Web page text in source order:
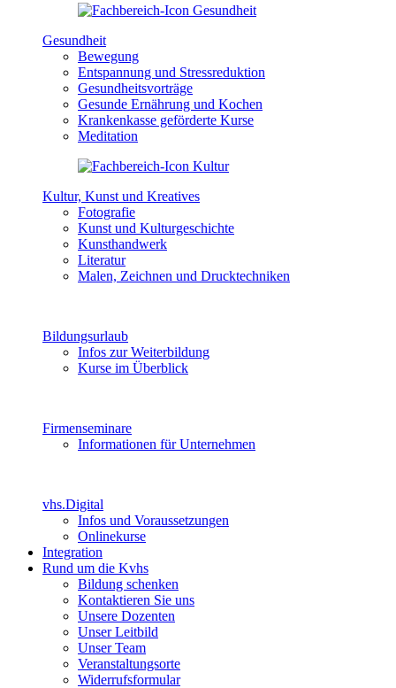
Gesundheit
Bewegung
Entspannung und Stressreduktion
Gesundheitsvorträge
Gesunde Ernährung und Kochen
Krankenkasse geförderte Kurse
Meditation
Kultur, Kunst und Kreatives
Fotografie
Kunst und Kulturgeschichte
Kunsthandwerk
Literatur
Malen, Zeichnen und Drucktechniken
Bildungsurlaub
Infos zur Weiterbildung
Kurse im Überblick
Firmenseminare
Informationen für Unternehmen
vhs.Digital
Infos und Voraussetzungen
Onlinekurse
Integration
Rund um die Kvhs
Bildung schenken
Kontaktieren Sie uns
Unsere Dozenten
Unser Leitbild
Unser Team
Veranstaltungsorte
Widerrufsformular